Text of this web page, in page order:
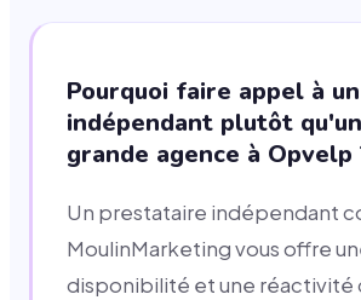
Pourquoi faire appel à un
indépendant plutôt
grande agence à Opvelp
Un prestataire indépendant
MoulinMarketing vous offre
disponibilité et une réactivité